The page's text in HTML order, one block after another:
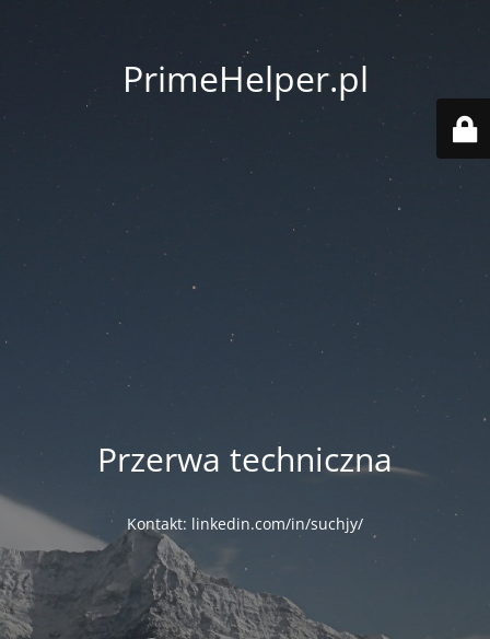
PrimeHelper.pl
Przerwa techniczna
Kontakt: linkedin.com/in/suchjy/